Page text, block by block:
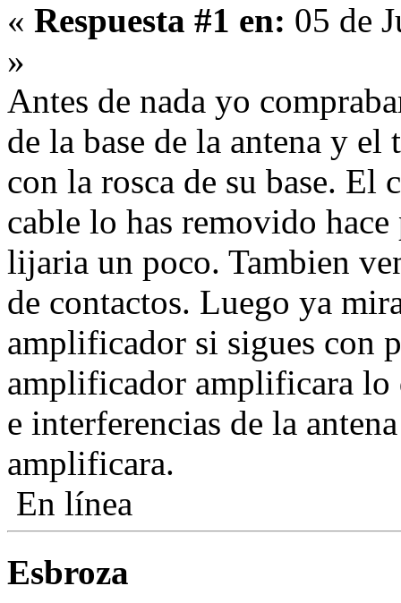
« Respuesta #1 en: 05 de
»
Antes de nada yo
de la base de la antena y
con la rosca de su base. El
cable lo has removido
lijaria un poco. Tambien
de contactos. Luego ya
amplificador si sigues con
amplificador amplificara lo
e interferencias de la
amplificara.
En línea
Esbroza